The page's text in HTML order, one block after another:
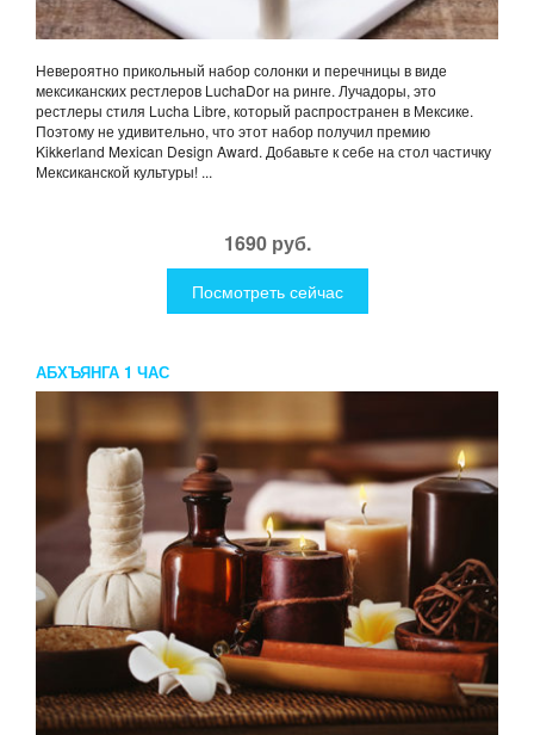
Невероятно прикольный набор солонки и перечницы в виде
мексиканских рестлеров LuchaDor на ринге. Лучадоры, это
рестлеры стиля Lucha Libre, который распространен в Мексике.
Поэтому не удивительно, что этот набор получил премию
Kikkerland Mexican Design Award. Добавьте к себе на стол частичку
Мексиканской культуры! ...
1690 руб.
Посмотреть сейчас
АБХЪЯНГА 1 ЧАС